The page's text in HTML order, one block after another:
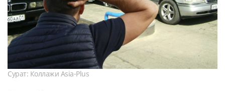
Сурат: Коллажи Asia-Plus